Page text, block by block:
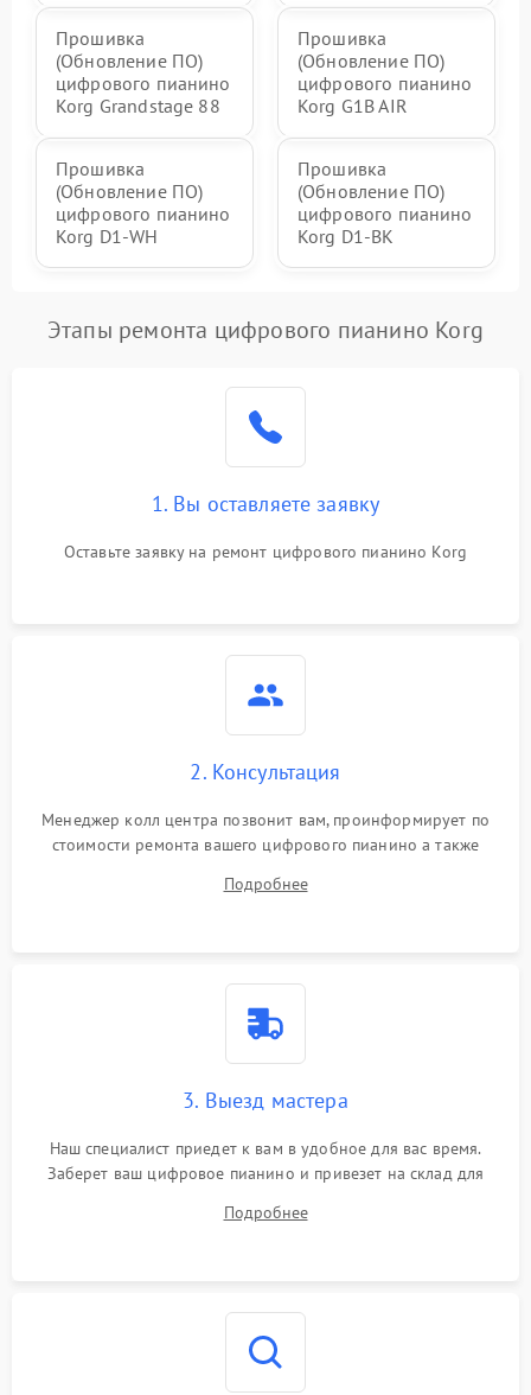
Прошивка
(Обновление ПО)
цифрового пианино
Korg Grandstage 88
Прошивка
(Обновление ПО)
цифрового пианино
Korg G1B AIR
Прошивка
(Обновление ПО)
цифрового пианино
Korg D1-WH
Прошивка
(Обновление ПО)
цифрового пианино
Korg D1-BK
Этапы ремонта цифрового пианино Korg
1. Вы оставляете заявку
Оставьте заявку на ремонт цифрового пианино Korg
2. Консультация
Менеджер колл центра позвонит вам, проинформирует по
стоимости ремонта вашего цифрового пианино а также
Подробнее
3. Выезд мастера
Наш специалист приедет к вам в удобное для вас время.
Заберет ваш цифровое пианино и привезет на склад для
Подробнее